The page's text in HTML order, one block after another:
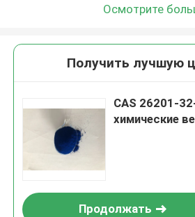
Осмотрите
Получить лучшую
CAS 26201-
химические
Продолжать